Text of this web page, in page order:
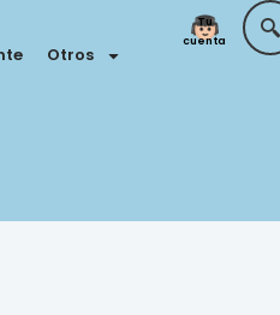
Otros
Tu
cuenta